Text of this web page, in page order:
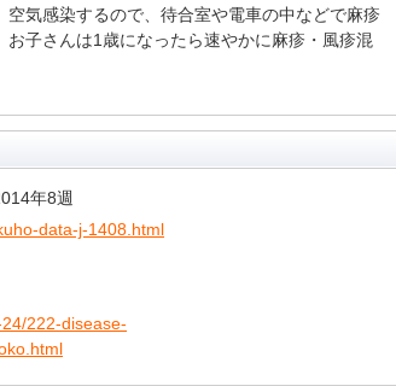
気感染するので、待合室や電車の中などで麻疹
子さんは1歳になったら速やかに麻疹・風疹混
年8週
data-j-1408.html
222-disease-